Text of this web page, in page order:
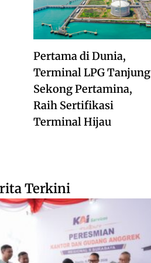
Pertama di Dunia,
Terminal LPG Tanjung
Sekong Pertamina,
Raih Sertifikasi
Terminal Hijau
Terkini